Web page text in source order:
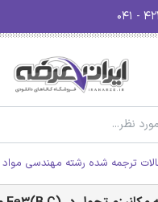
ترجمه شده رشته مهندسی مواد